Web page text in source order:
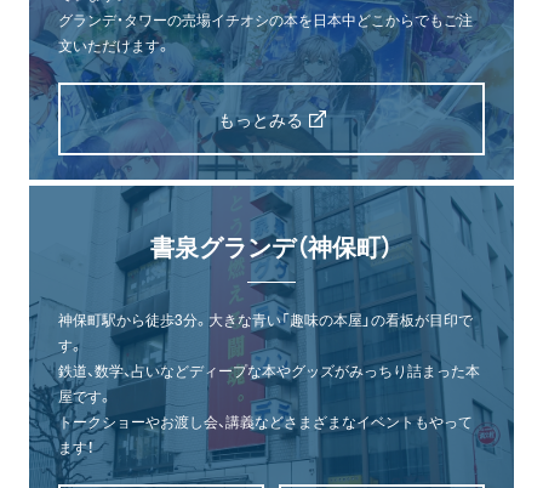
グランデ・タワーの売場イチオシの本を日本中どこからでもご注
文いただけます。
もっとみる
書泉グランデ（神保町）
神保町駅から徒歩3分。大きな青い「趣味の本屋」の看板が目印で
す。
鉄道、数学、占いなどディープな本やグッズがみっちり詰まった本
屋です。
トークショーやお渡し会、講義などさまざまなイベントもやって
ます！